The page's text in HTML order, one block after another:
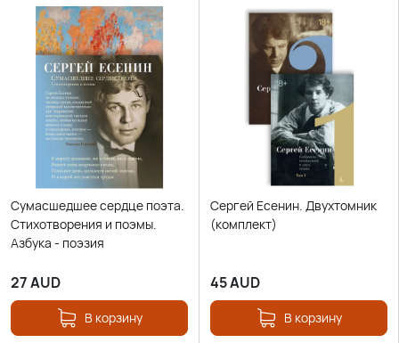
Сумасшедшее сердце поэта.
Стихотворения и поэмы.
Азбука - поэзия
27AUD
В корзину
Сергей Есенин. Двухтомник
(комплект)
45AUD
В корзину